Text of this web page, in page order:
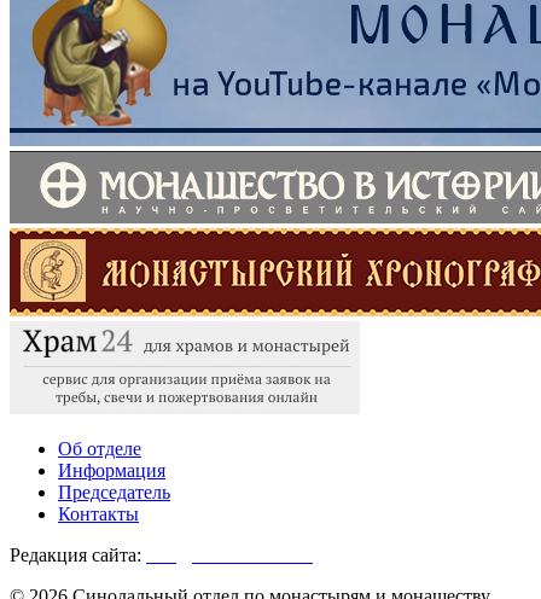
Об отделе
Информация
Председатель
Контакты
Редакция сайта: